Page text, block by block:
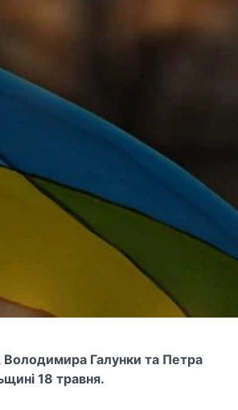
Володимира Галунки та Петра
18 травня.